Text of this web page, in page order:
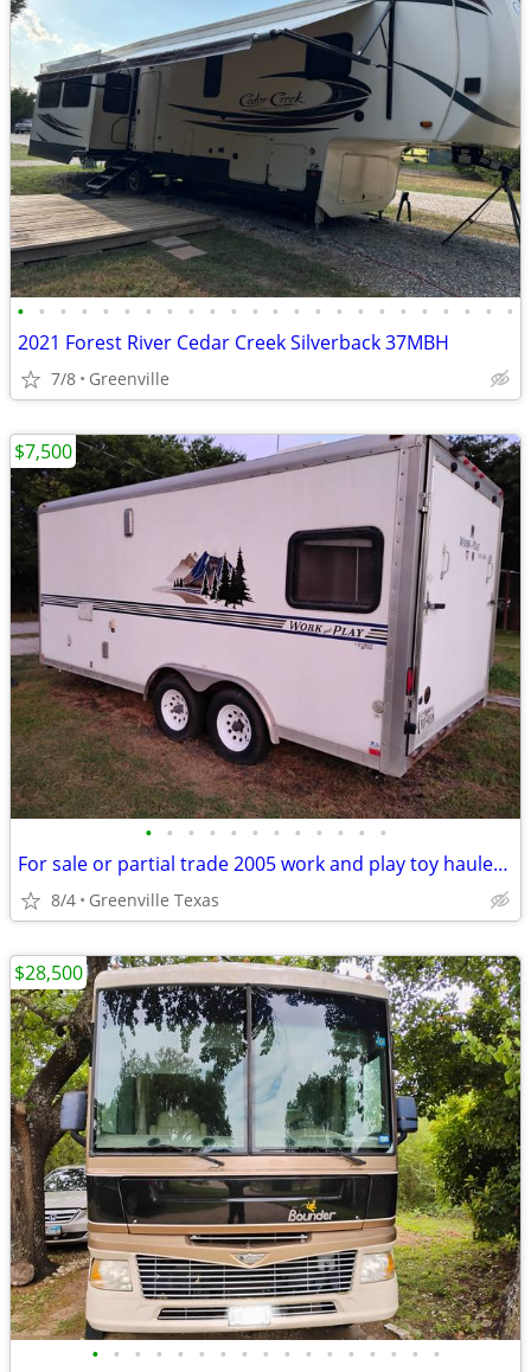
• • • • • • • • • • • • • • • • • • • • • • • •
2021 Forest River Cedar Creek Silverback 37MBH
7/8 Greenville
• • • • • • • • • • • •
For sale or partial trade 2005 work and play toy hauler by forest ri
8/4 Greenville Texas
$7,500
• • • • • • • • • • • • • • • • •
$28,500